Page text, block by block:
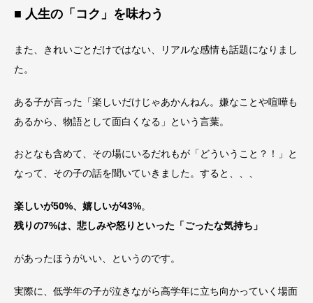
■ 人生の「コク」を味わう
また、きれいごとだけではない、リアルな感情も話題になりまし
た。
ある子が言った「楽しいだけじゃあかんねん。嫌なことや喧嘩も
あるから、物語として面白くなる」という言葉。
おとなも含めて、その場にいるだれもが「どういうこと？！」と
なって、その子の話を聞いていきました。すると、、、
楽しいが50%、嬉しいが43%。
残りの7%は、悲しみや怒りといった「ごったな気持ち」
があったほうがいい、というのです。
実際に、低学年の子が泣きながら高学年に立ち向かっていく場面